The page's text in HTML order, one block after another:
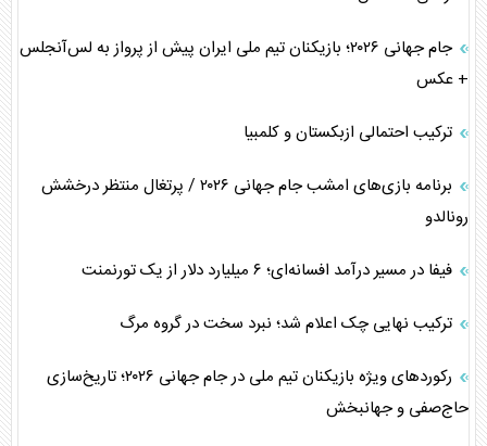
جام جهانی ۲۰۲۶؛ بازیکنان تیم ملی ایران پیش از پرواز به لس‌آنجلس
+ عکس
ترکیب احتمالی ازبکستان و کلمبیا
برنامه بازی‌های امشب جام جهانی ۲۰۲۶ / پرتغال منتظر درخشش
رونالدو
فیفا در مسیر درآمد افسانه‌ای؛ ۶ میلیارد دلار از یک تورنمنت
ترکیب نهایی چک اعلام شد؛ نبرد سخت در گروه مرگ
رکورد‌های ویژه بازیکنان تیم ملی در جام جهانی ۲۰۲۶؛ تاریخ‌سازی
حاج‌صفی و جهانبخش